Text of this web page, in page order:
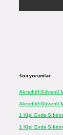
Son yorumlar
Akreditif Güvenli
Akreditif Güvenli
1 Kişi Evde
1 Kişi Evde